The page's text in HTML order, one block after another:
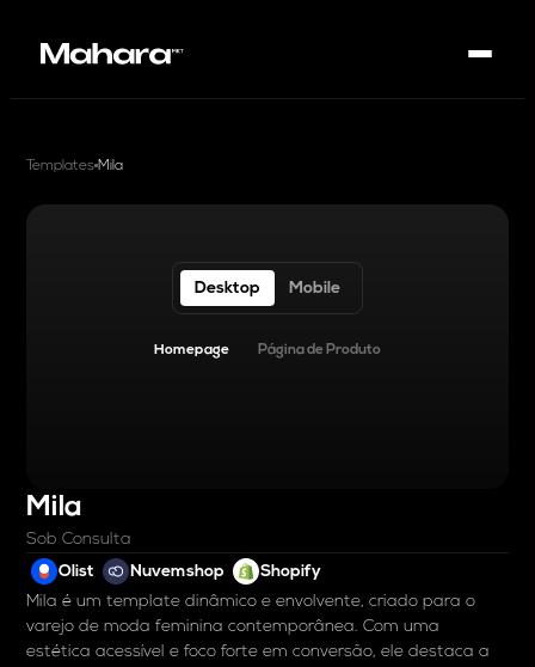
Templates Mila
Desktop Mobile
Homepage Página de Produto
Mila
Sob Consulta
Olist
Nuvemshop
Shopify
Mila é um template dinâmico e envolvente, criado para o
varejo de moda feminina contemporânea. Com uma
estética acessível e foco forte em conversão, ele destaca a